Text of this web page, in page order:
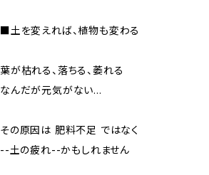
■土を変えれば、植物も変わる
葉が枯れる、落ちる、萎れる
なんだが元気がない…
その原因は 肥料不足 ではなく
--土の疲れ--かもしれません